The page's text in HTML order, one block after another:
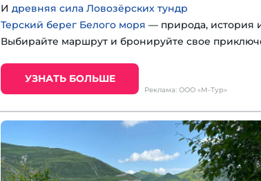
И древняя сила Ловозёрских тундр
Терский берег Белого моря — природа, история
Выбирайте маршрут и бронируйте свое
УЗНАТЬ БОЛЬШЕ
Реклама: ООО «М-Тур»